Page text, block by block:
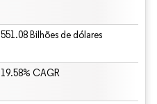
551.08 Bilhões de dólares
19.58% CAGR